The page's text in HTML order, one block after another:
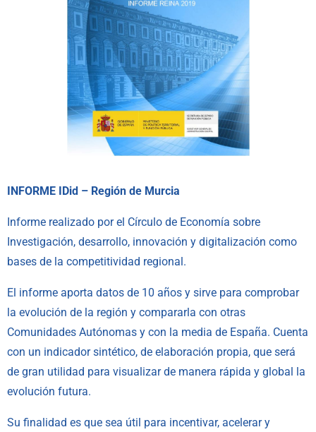
INFORME IDid – Región de Murcia
Informe realizado por el Círculo de Economía sobre
Investigación, desarrollo, innovación y digitalización como
bases de la competitividad regional.
El informe aporta datos de 10 años y sirve para comprobar
la evolución de la región y compararla con otras
Comunidades Autónomas y con la media de España. Cuenta
con un indicador sintético, de elaboración propia, que será
de gran utilidad para visualizar de manera rápida y global la
evolución futura.
Su finalidad es que sea útil para incentivar, acelerar y